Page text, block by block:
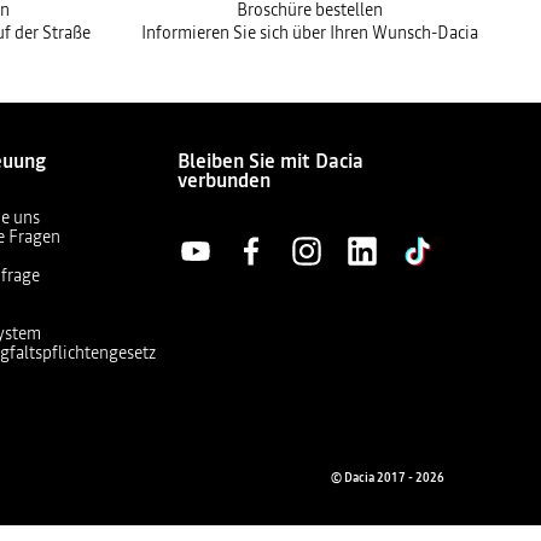
der Straße
Broschüre bestellen
Informieren Sie sich über Ihren Wunsch-Dacia
uns
Fragen
Bleiben Sie mit Dacia
verbunden
© Dacia 2017 - 2026